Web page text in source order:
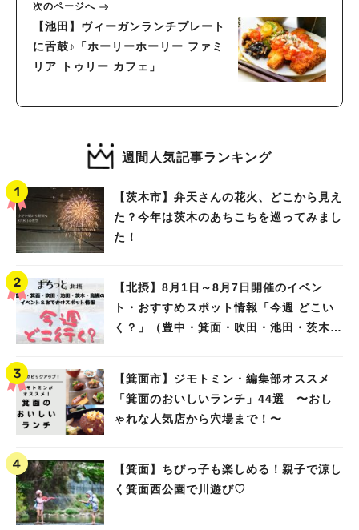
次のページへ
【池田】ヴィーガンランチプレート
に舌鼓♪「ホーリーホーリー ファミ
リア トゥリー カフェ」
週間人気記事ランキング
【茨木市】弁天さんの花火、どこから見え
た？今年は茨木のあちこちを巡ってみまし
た！
【北摂】8月1日～8月7日開催のイベン
ト・おすすめスポット情報「今週 どこい
く？」（豊中・箕面・吹田・池田・茨木・
【箕面市】ジモトミン・編集部オススメ
「箕面のおいしいランチ」44選 〜おし
ゃれな人気店から穴場まで！〜
【箕面】ちびっ子も楽しめる！親子で涼し
く箕面西公園で川遊び♡